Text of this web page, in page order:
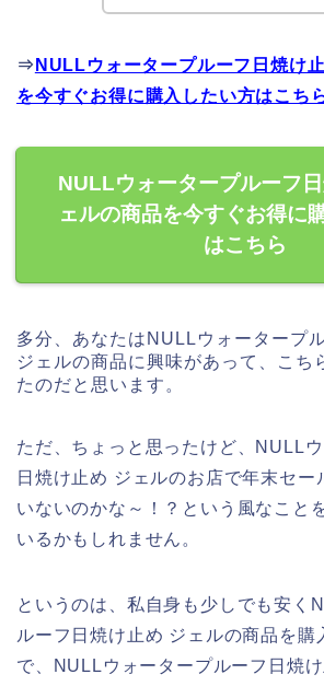
⇒ NULLウォータープルーフ日焼け
を今すぐお得に購入したい方はこち
NULLウォータープルーフ
ェルの商品を今すぐお得に
はこちら
多分、あなたはNULLウォータープ
ジェルの商品に興味があって、こち
たのだと思います。
ただ、ちょっと思ったけど、NULL
日焼け止め ジェルのお店で年末セー
いないのかな～！？という風なこと
いるかもしれません。
というのは、私自身も少しでも安く
ルーフ日焼け止め ジェルの商品を購
で、NULLウォータープルーフ日焼